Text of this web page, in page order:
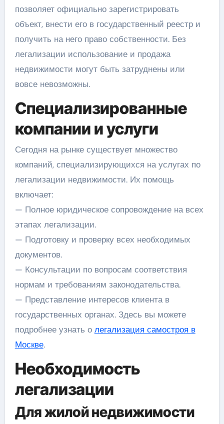
позволяет официально зарегистрировать
объект, внести его в государственный реестр и
получить на него право собственности. Без
легализации использование и продажа
недвижимости могут быть затруднены или
вовсе невозможны.
Специализированные
компании и услуги
Сегодня на рынке существует множество
компаний, специализирующихся на услугах по
легализации недвижимости. Их помощь
включает:
— Полное юридическое сопровождение на всех
этапах легализации.
— Подготовку и проверку всех необходимых
документов.
— Консультации по вопросам соответствия
нормам и требованиям законодательства.
— Представление интересов клиента в
государственных органах. Здесь вы можете
подробнее узнать о легализация самостроя в
Москве.
Необходимость
легализации
Для жилой недвижимости